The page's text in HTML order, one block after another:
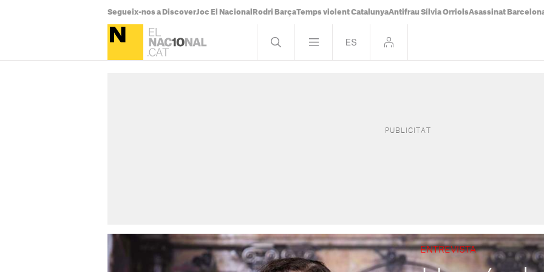
Segueix-nos a DiscoverJoc El Nacional Rodri BarçaTemps violent CatalunyaAntifrau Sílvia OrriolsAsassinat
ENTREVISTA